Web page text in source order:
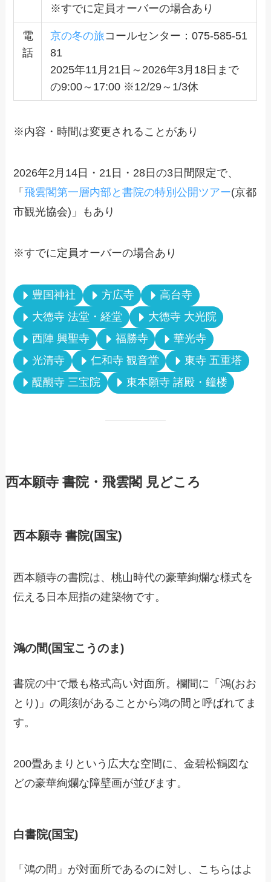
※すでに定員オーバーの場合あり
電
話
京の冬の旅コールセンター：075-585-51
81
2025年11月21日～2026年3月18日まで
の9:00～17:00 ※12/29～1/3休
※内容・時間は変更されることがあり
2026年2月14日・21日・28日の3日間限定で、
「 飛雲閣第一層内部と書院の特別公開ツアー(京都
市観光協会)」もあり
※すでに定員オーバーの場合あり
豊国神社 方広寺
高台寺
大徳寺 法堂・経堂
大徳寺 大光院
西陣 興聖寺
福勝寺
華光寺
光清寺
仁和寺 観音堂
東寺 五重塔
醍醐寺 三宝院
東本願寺 諸殿・鐘楼
西本願寺 書院・飛雲閣 見どころ
西本願寺 書院(国宝)
西本願寺の書院は、桃山時代の豪華絢爛な様式を
伝える日本屈指の建築物です。
鴻の間(国宝こうのま)
書院の中で最も格式高い対面所。欄間に「鴻(おお
とり)」の彫刻があることから鴻の間と呼ばれてま
す。
200畳あまりという広大な空間に、金碧松鶴図な
どの豪華絢爛な障壁画が並びます。
白書院(国宝)
「鴻の間」が対面所であるのに対し、こちらはよ